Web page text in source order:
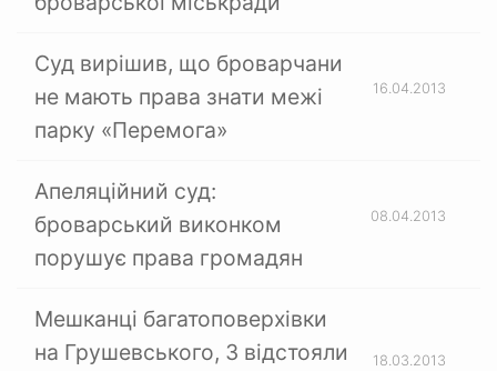
Суд вирішив, що броварчани
не мають права знати межі
парку «Перемога»
16.04.2013
Апеляційний суд:
броварський виконком
порушує права громадян
08.04.2013
Мешканці багатоповерхівки
на Грушевського, 3 відстояли
18.03.2013